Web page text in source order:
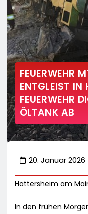
FEUERWEHR
ENTGLEIST IN
FEUERWEHR
ÖLTANK AB
20. Januar 2026
Hattersheim am
In den frühen